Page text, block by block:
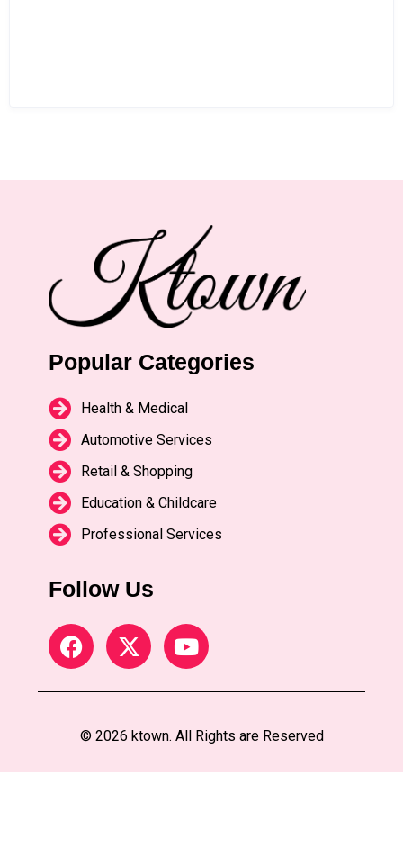
Popular Categories
Health & Medical
Automotive Services
Retail & Shopping
Education & Childcare
Professional Services
Follow Us
© 2026 ktown. All Rights are Reserved